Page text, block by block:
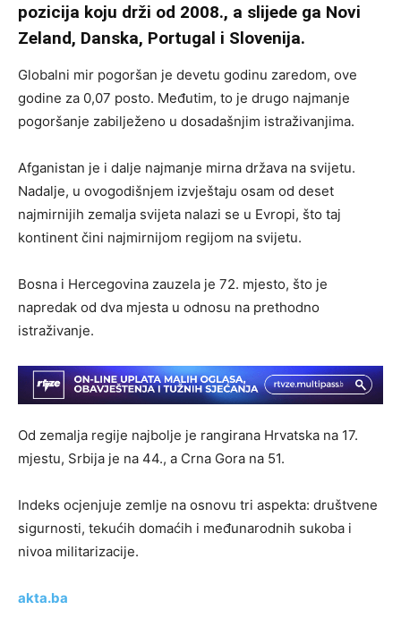
pozicija koju drži od 2008., a slijede ga Novi
Zeland, Danska, Portugal i Slovenija.
Globalni mir pogoršan je devetu godinu zaredom, ove
godine za 0,07 posto. Međutim, to je drugo najmanje
pogoršanje zabilježeno u dosadašnjim istraživanjima.
Afganistan je i dalje najmanje mirna država na svijetu.
Nadalje, u ovogodišnjem izvještaju osam od deset
najmirnijih zemalja svijeta nalazi se u Evropi, što taj
kontinent čini najmirnijom regijom na svijetu.
Bosna i Hercegovina zauzela je 72. mjesto, što je
napredak od dva mjesta u odnosu na prethodno
istraživanje.
Od zemalja regije najbolje je rangirana Hrvatska na 17.
mjestu, Srbija je na 44., a Crna Gora na 51.
Indeks ocjenjuje zemlje na osnovu tri aspekta: društvene
sigurnosti, tekućih domaćih i međunarodnih sukoba i
nivoa militarizacije.
akta.ba